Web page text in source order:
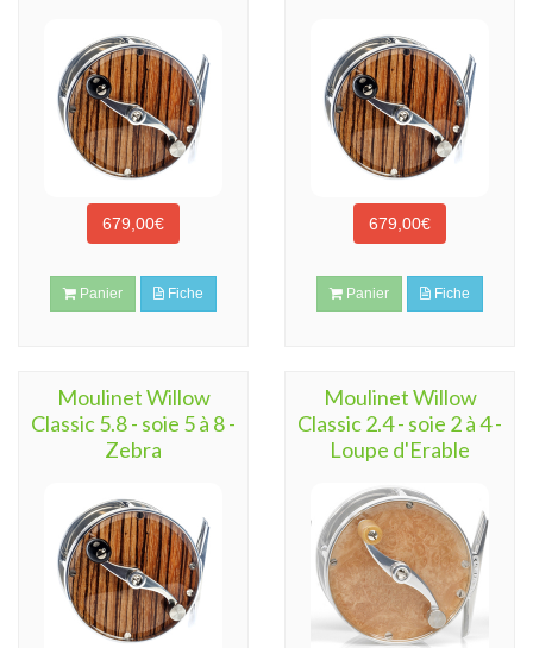
679,00€
Panier Fiche
679,00€
Panier Fiche
Moulinet Willow
Classic 5.8 - soie 5 à 8 -
Zebra
Moulinet Willow
Classic 2.4 - soie 2 à 4 -
Loupe d'Erable